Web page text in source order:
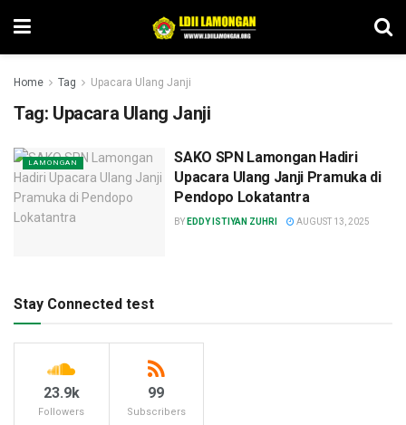
Home Tag Upacara Ulang Janji
Tag: Upacara Ulang Janji
LAMONGAN
SAKO SPN Lamongan Hadiri
Upacara Ulang Janji Pramuka di
Pendopo Lokatantra
BY EDDY ISTIYAN ZUHRI AUGUST 13, 2025
Stay Connected test
23.9k
Followers
99
Subscribers